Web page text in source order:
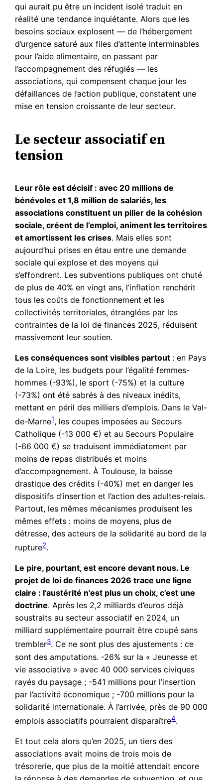
qui aurait pu être un incident isolé traduit en
réalité une tendance inquiétante. Alors que les
besoins sociaux explosent — de l’hébergement
d’urgence saturé aux files d’attente interminables
pour l’aide alimentaire, en passant par
l’accompagnement des réfugiés — les
associations, qui compensent chaque jour les
défaillances de l’action publique, constatent une
mise en tension croissante de leur secteur.
Le secteur associatif en
tension
Leur rôle est décisif : avec 20 millions de
bénévoles et 1,8 million de salariés, les
associations constituent un pilier de la cohésion
sociale, créent de l’emploi, animent les territoires
et amortissent les crises. Mais elles sont
aujourd’hui prises en étau entre une demande
sociale qui explose et des moyens qui
s’effondrent. Les subventions publiques ont chuté
de plus de 40% en vingt ans, l’inflation renchérit
tous les coûts de fonctionnement et les
collectivités territoriales, étranglées par les
contraintes de la loi de finances 2025, réduisent
massivement leur soutien.
Les conséquences sont visibles partout : en Pays
de la Loire, les budgets pour l’égalité femmes-
hommes (-93%), le sport (-75%) et la culture
(-73%) ont été sabrés à des niveaux inédits,
mettant en péril des milliers d’emplois. Dans le Val-
de-Marne1, les coupes imposées au Secours
Catholique (-13 000 €) et au Secours Populaire
(-66 000 €) se traduisent immédiatement par
moins de repas distribués et moins
d’accompagnement. À Toulouse, la baisse
drastique des crédits (-40%) met en danger les
dispositifs d’insertion et l’action des adultes-relais.
Partout, les mêmes mécanismes produisent les
mêmes effets : moins de moyens, plus de
détresse, des acteurs de la solidarité au bord de la
rupture2.
Le pire, pourtant, est encore devant nous. Le
projet de loi de finances 2026 trace une ligne
claire : l’austérité n’est plus un choix, c’est une
doctrine. Après les 2,2 milliards d’euros déjà
soustraits au secteur associatif en 2024, un
milliard supplémentaire pourrait être coupé sans
trembler3. Ce ne sont plus des ajustements : ce
sont des amputations. -26% sur la « Jeunesse et
vie associative » avec 40 000 services civiques
rayés du paysage ; -541 millions pour l’insertion
par l’activité économique ; -700 millions pour la
solidarité internationale. À l’arrivée, près de 90 000
emplois associatifs pourraient disparaître4.
Et tout cela alors qu’en 2025, un tiers des
associations avait moins de trois mois de
trésorerie, que plus de la moitié attendait encore